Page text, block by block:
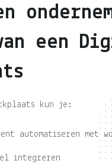
een
kun je:
automatiseren met
integreren